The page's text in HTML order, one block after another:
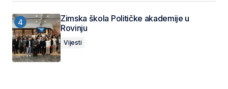
Zimska škola Političke akademije u
Rovinju
Vijesti